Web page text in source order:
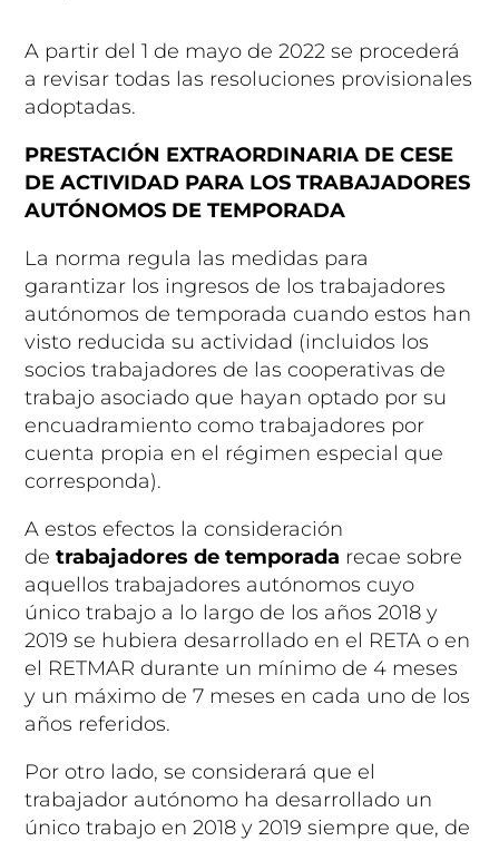
A partir del 1 de mayo de 2022 se procederá
a revisar todas las resoluciones provisionales
adoptadas.
PRESTACIÓN EXTRAORDINARIA DE CESE
DE ACTIVIDAD PARA LOS TRABAJADORES
AUTÓNOMOS DE TEMPORADA
La norma regula las medidas para
garantizar los ingresos de los trabajadores
autónomos de temporada cuando estos han
visto reducida su actividad (incluidos los
socios trabajadores de las cooperativas de
trabajo asociado que hayan optado por su
encuadramiento como trabajadores por
cuenta propia en el régimen especial que
corresponda).
A estos efectos la consideración
detrabajadores de temporada recae sobre
aquellos trabajadores autónomos cuyo
único trabajo a lo largo de los años 2018 y
2019 se hubiera desarrollado en el RETA o en
el RETMAR durante un mínimo de 4 meses
y un máximo de 7 meses en cada uno de los
años referidos.
Por otro lado, se considerará que el
trabajador autónomo ha desarrollado un
único trabajo en 2018 y 2019 siempre que, de